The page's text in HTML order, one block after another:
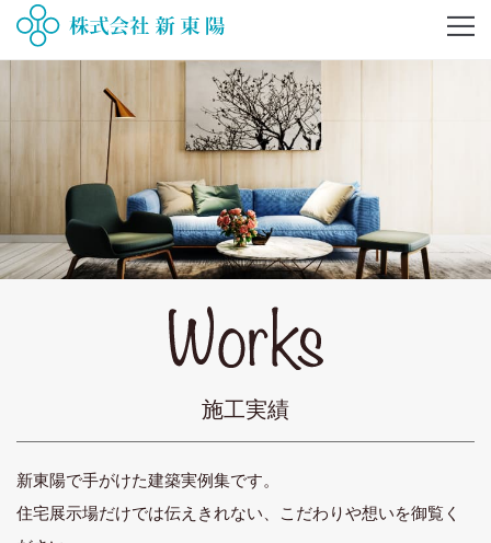
施工実績
新東陽で手がけた建築実例集です。
住宅展示場だけでは伝えきれない、こだわりや想いを御覧く